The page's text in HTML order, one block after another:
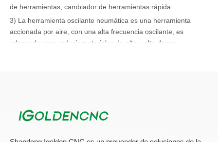
de herramientas, cambiador de herramientas rápida
3) La herramienta oscilante neumática es una herramienta
accionada por aire, con una alta frecuencia oscilante, es
adecuada para reducir materiales de alto y alto denso.